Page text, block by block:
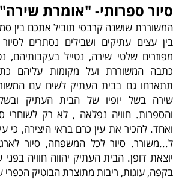
סיור ספרותי- "אומרת שירה"
המשוררת שושנה קרבסי תוביל אתכם בין
בין עצים עתיקים ושבילים נסתרים
מפוזרים שלטי שירה, נטייל בעקבותיהם,
כתבה המשוררת ועל מקומות עליהם
תתארחו גם בבית העתיק לשיח עם
שירה בשל יופיו של הבית העתיק ובשל
והספרות. חוויה נפלאה , לא רק
ואחד. להכיר את עין כרם בראי היצירה, כי
ל...משורר. סיור לכל המשפחה, סיור
יוצאת דופן. הבית העתיק יהווה חוויה
בקפה, עוגות, ריבות מתוצרת הבוטיק הכפרי